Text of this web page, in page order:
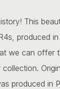
This
produced
we can offer
produced in